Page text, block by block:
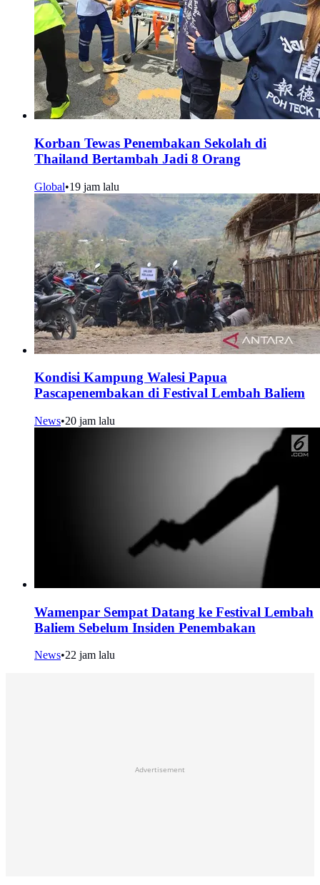
Korban Tewas Penembakan Sekolah di
Thailand Bertambah Jadi 8 Orang
Global•19 jam lalu
Kondisi Kampung Walesi Papua
Pascapenembakan di Festival Lembah Baliem
News•20 jam lalu
Wamenpar Sempat Datang ke Festival Lembah
Baliem Sebelum Insiden Penembakan
News•22 jam lalu
Advertisement